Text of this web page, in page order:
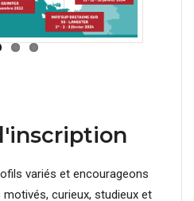
variés et encourageons
motivés, curieux, studieux et